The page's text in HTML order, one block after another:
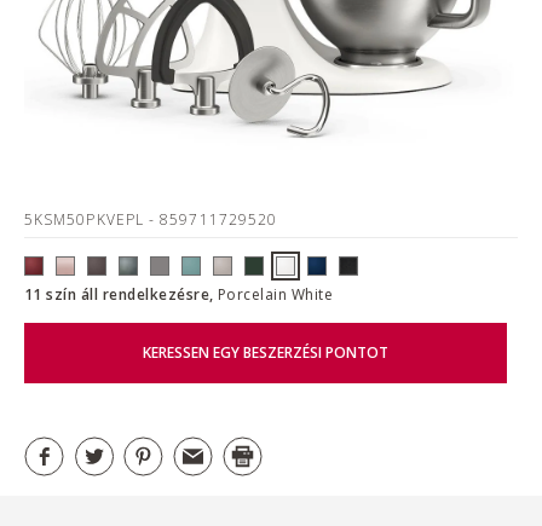
5KSM50PKVEPL- 859711729520
11 szín áll rendelkezésre, Porcelain White
KERESSEN EGY BESZERZÉSI PONTOT